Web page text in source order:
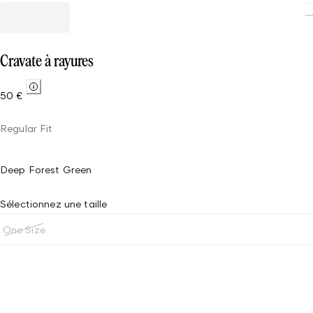
Cravate à rayures
50 €
Regular Fit
Deep Forest Green
Sélectionnez une taille
One Size